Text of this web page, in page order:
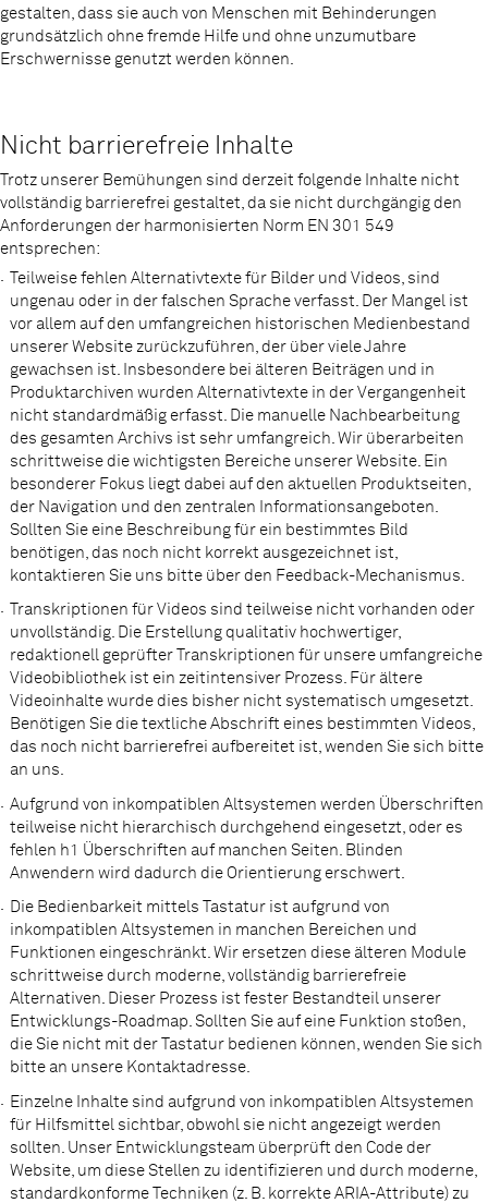
gestalten, dass sie auch von Menschen mit Behinderungen
grundsätzlich ohne fremde Hilfe und ohne unzumutbare
Erschwernisse genutzt werden können.
Nicht barrierefreie Inhalte
Trotz unserer Bemühungen sind derzeit folgende Inhalte nicht
vollständig barrierefrei gestaltet, da sie nicht durchgängig den
Anforderungen der harmonisierten Norm EN 301 549
entsprechen:
Teilweise fehlen Alternativtexte für Bilder und Videos, sind
ungenau oder in der falschen Sprache verfasst. Der Mangel ist
vor allem auf den umfangreichen historischen Medienbestand
unserer Website zurückzuführen, der über viele Jahre
gewachsen ist. Insbesondere bei älteren Beiträgen und in
Produktarchiven wurden Alternativtexte in der Vergangenheit
nicht standardmäßig erfasst. Die manuelle Nachbearbeitung
des gesamten Archivs ist sehr umfangreich. Wir überarbeiten
schrittweise die wichtigsten Bereiche unserer Website. Ein
besonderer Fokus liegt dabei auf den aktuellen Produktseiten,
der Navigation und den zentralen Informationsangeboten.
Sollten Sie eine Beschreibung für ein bestimmtes Bild
benötigen, das noch nicht korrekt ausgezeichnet ist,
kontaktieren Sie uns bitte über den Feedback-Mechanismus.
Transkriptionen für Videos sind teilweise nicht vorhanden oder
unvollständig. Die Erstellung qualitativ hochwertiger,
redaktionell geprüfter Transkriptionen für unsere umfangreiche
Videobibliothek ist ein zeitintensiver Prozess. Für ältere
Videoinhalte wurde dies bisher nicht systematisch umgesetzt.
Benötigen Sie die textliche Abschrift eines bestimmten Videos,
das noch nicht barrierefrei aufbereitet ist, wenden Sie sich bitte
an uns.
Aufgrund von inkompatiblen Altsystemen werden Überschriften
teilweise nicht hierarchisch durchgehend eingesetzt, oder es
fehlen h1 Überschriften auf manchen Seiten. Blinden
Anwendern wird dadurch die Orientierung erschwert.
Die Bedienbarkeit mittels Tastatur ist aufgrund von
inkompatiblen Altsystemen in manchen Bereichen und
Funktionen eingeschränkt. Wir ersetzen diese älteren Module
schrittweise durch moderne, vollständig barrierefreie
Alternativen. Dieser Prozess ist fester Bestandteil unserer
Entwicklungs-Roadmap. Sollten Sie auf eine Funktion stoßen,
die Sie nicht mit der Tastatur bedienen können, wenden Sie sich
bitte an unsere Kontaktadresse.
Einzelne Inhalte sind aufgrund von inkompatiblen Altsystemen
für Hilfsmittel sichtbar, obwohl sie nicht angezeigt werden
sollten. Unser Entwicklungsteam überprüft den Code der
Website, um diese Stellen zu identifizieren und durch moderne,
standardkonforme Techniken (z. B. korrekte ARIA-Attribute) zu